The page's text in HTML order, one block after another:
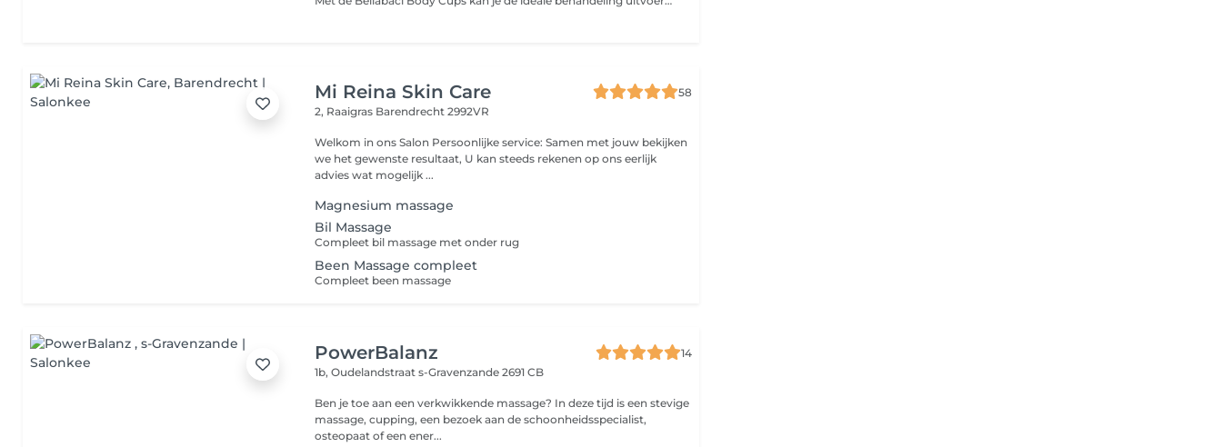
Mi Reina Skin Care
58
2, Raaigras Barendrecht 2992VR
Welkom in ons Salon Persoonlijke service: Samen met jouw bekijken
we het gewenste resultaat, U kan steeds rekenen op ons eerlijk
advies wat mogelijk ...
Magnesium massage
Bil Massage
Compleet bil massage met onder rug
Been Massage compleet
Compleet been massage
PowerBalanz
14
1b, Oudelandstraats-Gravenzande 2691 CB
Ben je toe aan een verkwikkende massage? In deze tijd is een stevige
massage, cupping, een bezoek aan de schoonheidsspecialist,
osteopaat of een ener...